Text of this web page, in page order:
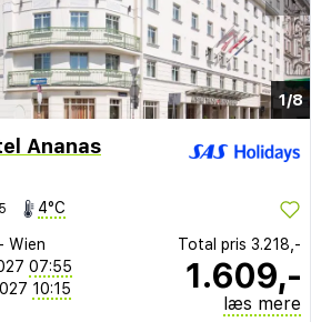
1/8
Ananas
4°C
- Wien
07:55
10:15
Total pris 3.218,-
1.609,-
læs mere